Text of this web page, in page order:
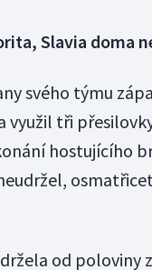
Slavia doma
svého týmu
využil tři
hostujícího
od poloviny